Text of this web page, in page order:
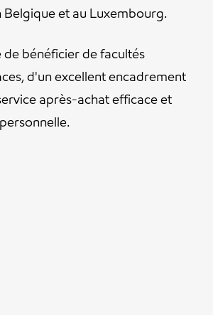
et au Luxembourg.
de bénéficier de facultés
d'un excellent encadrement
après-achat efficace et